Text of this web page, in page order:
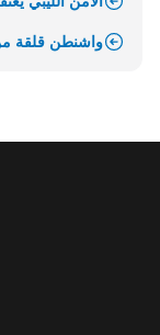
واشنطن قلقة